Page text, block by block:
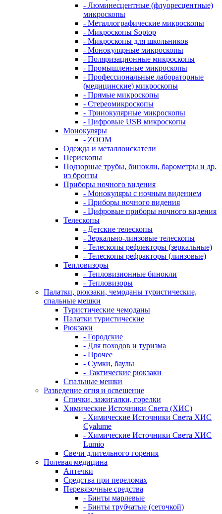
- Люминесцентные (флуоресцентные)
микроскопы
- Металлографические микроскопы
- Микроскопы Soptop
- Микроскопы для школьников
- Монокулярные микроскопы
- Поляризационные микроскопы
- Промышленные микроскопы
- Профессиональные лабораторные
(медицинские) микроскопы
- Прямые микроскопы
- Стереомикроскопы
- Тринокулярные микроскопы
- Цифровые USB микроскопы
Монокуляры
- ZOOM
Одежда и металлоискатели
Перископы
Подзорные трубы, бинокли, барометры и др.
из бронзы
Приборы ночного видения
- Монокуляры с ночным видением
- Приборы ночного видения
- Цифровые приборы ночного видения
Телескопы
- Детские телескопы
- Зеркально-линзовые телескопы
- Телескопы рефлекторы (зеркальные)
- Телескопы рефракторы (линзовые)
Тепловизоры
- Тепловизионные бинокли
- Тепловизоры
Палатки, рюкзаки, чемоданы туристические,
спальные мешки
Туристические чемоданы
Палатки туристические
Рюкзаки
- Городские
- Для походов и туризма
- Прочее
- Сумки, баулы
- Тактические рюкзаки
Спальные мешки
Разведение огня и освещение
Спички, зажигалки, горелки
Химические Источники Света (ХИС)
- Химические Источники Света ХИС
Cyalume
- Химические Источники Света ХИС
Lumio
Свечи длительного горения
Полевая медицина
Аптечки
Средства при переломах
Перевязочные средства
- Бинты марлевые
- Бинты трубчатые (сеточкой)